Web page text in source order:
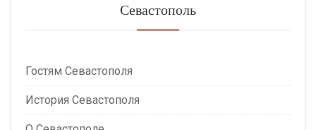
Севастополь
Гостям Севастополя
История Севастополя